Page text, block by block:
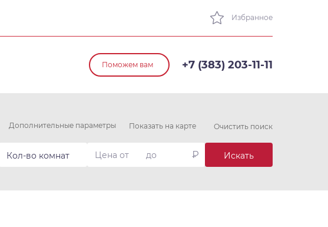
Избранное
Поможем вам +7 (383) 203-11-11
Кол-во комнат ₽ Искать
Очистить поиск
Показать на карте
Дополнительные параметры